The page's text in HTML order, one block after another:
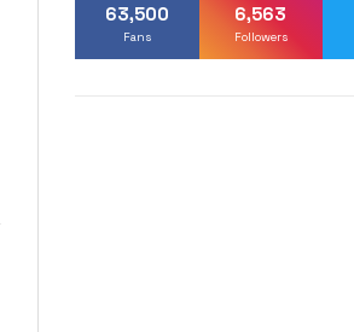
63,500
Fans
6,563
Followers